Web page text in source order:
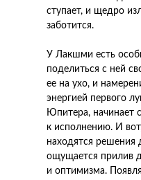
ступает, и щедро
заботится.
У Лакшми есть
поделиться с ней
ее на ухо, и
энергией первого
Юпитера, начинает
к исполнению. И
находятся решения
ощущается прилив
и оптимизма.